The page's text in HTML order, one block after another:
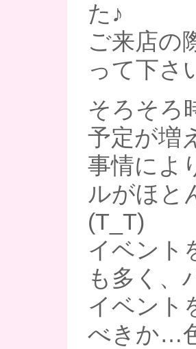
た♪
ご来店の
って下さ
そろそろ
予定が増
事情によ
ルがほと
(T_T)
イベント
も多く、
イベント
べきか…